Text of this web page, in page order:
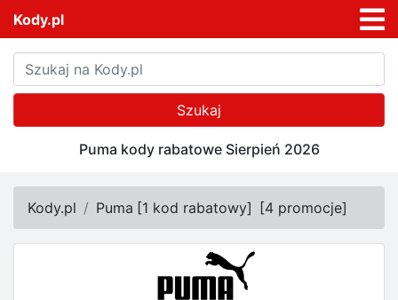
Kody.pl
Szukaj
Puma kody rabatowe Sierpień 2026
Kody.pl Puma [1 kod rabatowy] [4 promocje]